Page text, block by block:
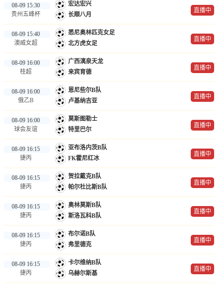
08-09 15:30
贵州五峰杯
宏达宏兴
长顺八月
直播中
08-09 15:40
澳威女超
悉尼奥林匹克女足
北方虎女足
直播中
08-09 16:00
桂超
广西漓泉天龙
来宾育德
直播中
08-09 16:00
俄乙B
恩尼些尔B队
卢基纳吉亚
直播中
08-09 16:00
球会友谊
莫斯图勒士
特里巴尔
直播中
08-09 16:15
捷丙
亚布洛内茨B队
FK霍尼红冰
直播中
08-09 16:15
捷丙
贺拉戴克B队
帕尔杜比斯B队
直播中
08-09 16:15
捷丙
奥林莫斯B队
斯洛瓦科B队
直播中
08-09 16:15
捷丙
布尔诺B队
弗里德克
直播中
08-09 16:15
捷丙
卡尔维纳B队
乌赫尔斯基
直播中